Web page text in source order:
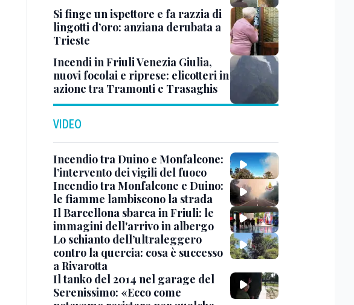
Si finge un ispettore e fa razzia di
lingotti d’oro: anziana derubata a
Trieste
Incendi in Friuli Venezia Giulia,
nuovi focolai e riprese: elicotteri in
azione tra Tramonti e Trasaghis
VIDEO
Incendio tra Duino e Monfalcone:
l’intervento dei vigili del fuoco
Incendio tra Monfalcone e Duino:
le fiamme lambiscono la strada
Il Barcellona sbarca in Friuli: le
immagini dell'arrivo in albergo
Lo schianto dell’ultraleggero
contro la quercia: cosa è successo
a Rivarotta
Il tanko del 2014 nel garage del
Serenissimo: «Ecco come